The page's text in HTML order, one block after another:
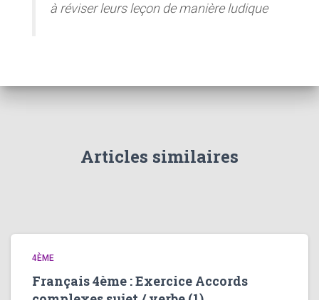
à réviser leurs leçon de manière ludique
Articles similaires
4ÈME
Français 4ème : Exercice Accords